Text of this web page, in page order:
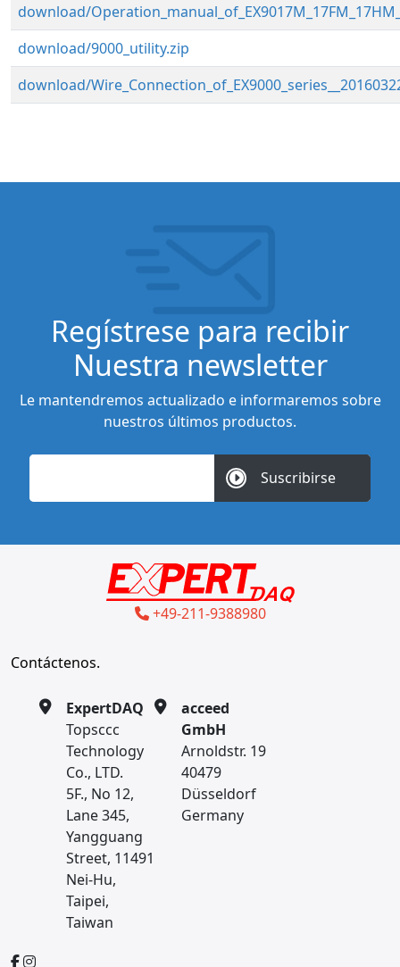
download/
download/9000_utility.zip
download/
Regístrese para recibir
Nuestra newsletter
Le mantendremos actualizado e informaremos sobre
nuestros últimos productos.
Suscribirse
+49-211-9388980
Contáctenos.
ExpertDAQ
Topsccc
Technology
Co., LTD.
5F., No 12,
Lane 345,
Yangguang
Street, 11491
Nei-Hu,
Taipei,
Taiwan
acceed
GmbH
Arnoldstr. 19
40479
Düsseldorf
Germany